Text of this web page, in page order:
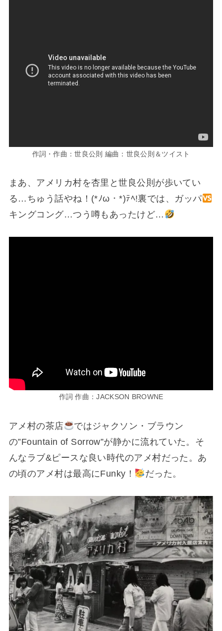
作詞・作曲：世良公則 編曲：世良公則＆ツイスト
まあ、アメリカ村を杏里と世良公則が歩いてい
る…ちゅう話やね！(*ﾉω・*)ﾃﾍ!裏では、ガッパ
キングコング…つう噂もあったけど…
作詞 作曲：JACKSON BROWNE
アメ村の茶店
ではジャクソン・ブラウン
の”Fountain of Sorrow”が静かに流れていた。そ
んなラブ&ピースな良い時代のアメ村だった。あ
の頃のアメ村は最高にFunky！
だった。